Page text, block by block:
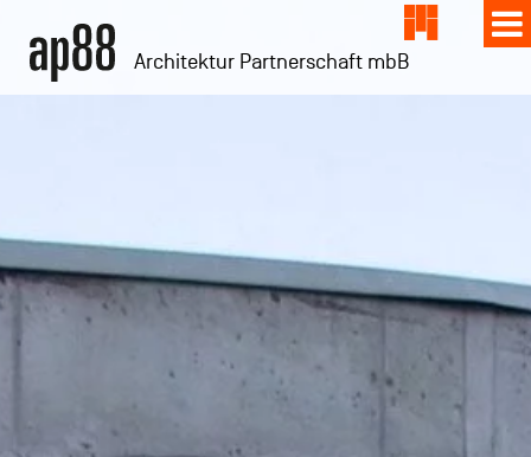
Architektur Partnerschaft mbB